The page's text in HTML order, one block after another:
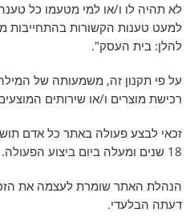
לא תהיה לו ו/או למי מטעמו כל
למעט טענות הקשורות בהתחייבות
להלן: בית העסק".
על פי תקנון זה, משמעותה של
רכישת מוצרים ו/או שירותים
זכאי לבצע פעולה באתר כל אדם
18 שנים ומעלה ביום ביצוע הפעולה.
הנהלת האתר שומרת לעצמה את
דעתה הבלעדי.